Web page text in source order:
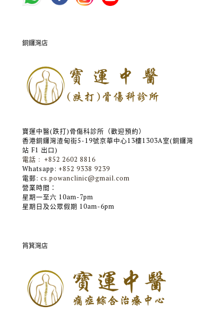
銅鑼灣店
寶運中醫(跌打)骨傷科診所（歡迎預約）
香港銅鑼灣渣甸街5-19號京華中心13樓1303A室(銅鑼灣
站 F1 出口)
電話 : +852 2602 8816
Whatsapp: +852 9338 9239
電郵: cs.powanclinic@gmail.com
營業時間：
星期一至六 10am-7pm
星期日及公眾假期 10am-6pm
筲箕灣店